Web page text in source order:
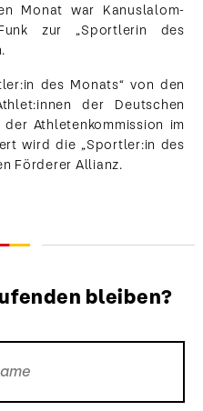
Monat war Kanuslalom-
zur „Sportlerin des
des Monats“ von den
der Deutschen
Athletenkommission im
wird die „Sportler:in des
Förderer Allianz.
bleiben?